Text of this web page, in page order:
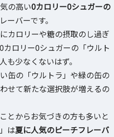
の高い0カロリー0シュガーの
ーバーです。
カロリーや糖の摂取のし過ぎ
ロリー0シュガーの「ウルト
も少なくないはず。
缶の「ウルトラ」や緑の缶の
せて新たな選択肢が増えるの
とからお気づきの方も多いと
は夏に人気のピーチフレーバ